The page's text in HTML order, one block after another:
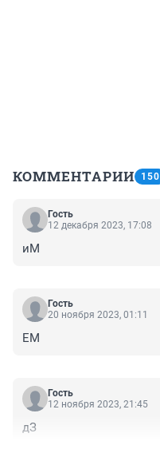
КОММЕНТАРИИ 150
Гость
12 декабря 2023, 17:08
иМ
Гость
20 ноября 2023, 01:11
ЕМ
Гость
12 ноября 2023, 21:45
дЗ